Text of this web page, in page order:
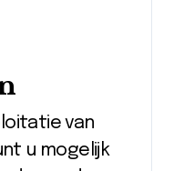
van
u mogelijk